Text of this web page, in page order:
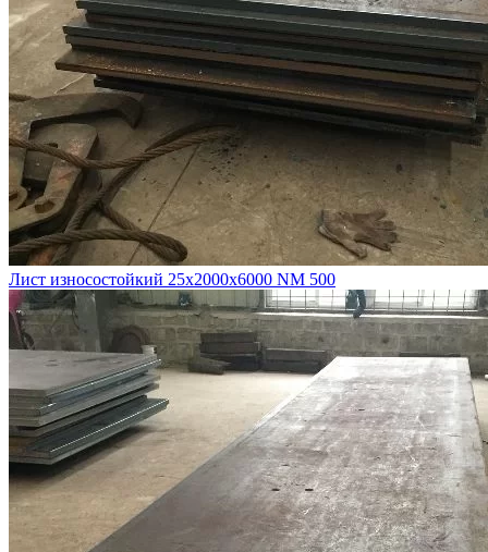
Лист износостойкий 25х2000х6000 NM 500